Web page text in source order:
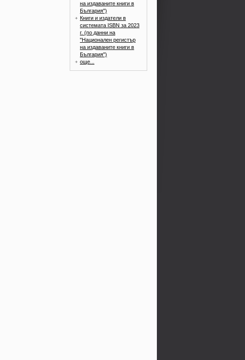
на издаваните книги в
България")
Книги и издатели в
системата ISBN за 2023
г. (по данни на
"Национален регистър
на издаваните книги в
България")
още...